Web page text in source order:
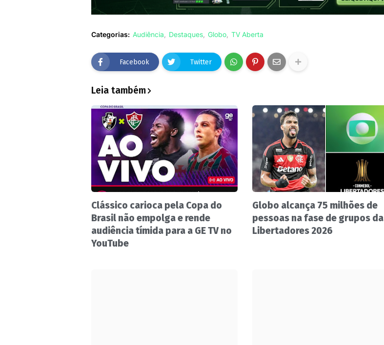
Categorias: Audiência Destaques Globo TV Aberta
Facebook Twitter
Leia também
Clássico carioca pela Copa do
Brasil não empolga e rende
audiência tímida para a GE TV no
YouTube
Globo alcança 75 milhões de
pessoas na fase de grupos da
Libertadores 2026